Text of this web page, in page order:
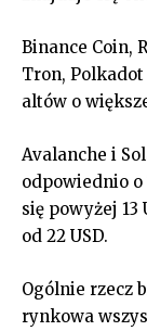
Binance Coin,
Tron,
altów o
Avalanche i
odpowiednio o
się powyżej 13
od 22 USD.
Ogólnie rzecz
rynkowa